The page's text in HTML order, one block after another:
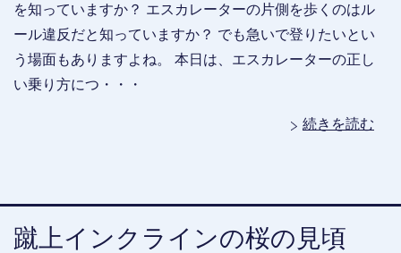
を知っていますか？ エスカレーターの片側を歩くのはル
ール違反だと知っていますか？ でも急いで登りたいとい
う場面もありますよね。 本日は、エスカレーターの正し
い乗り方につ・・・
続きを読む
蹴上インクラインの桜の見頃